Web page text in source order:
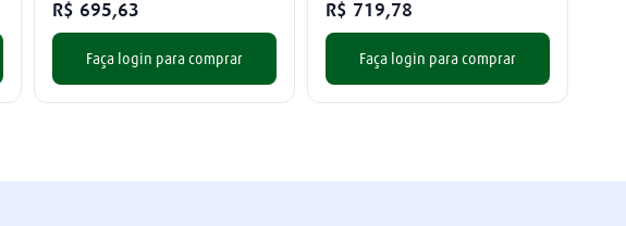
R$ 695,63
Faça login para comprar
R$ 719,78
Faça login para comprar